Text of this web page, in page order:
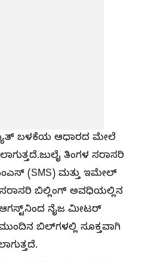
ಬಳಕೆಯ ಆಧಾರದ ಮೇಲೆ
ತಿಂಗಳ ಸರಾಸರಿ
(SMS) ಮತ್ತು ಇಮೇಲ್
ಬಿಲ್ಲಿಂಗ್ ಅವಧಿಯಲ್ಲಿನ
ನೈಜ ಮೀಟರ್
ಬಿಲ್‌ಗಳಲ್ಲಿ ಸೂಕ್ತವಾಗಿ